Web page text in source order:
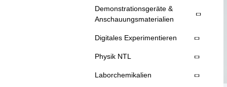
Demonstrationsgeräte &
Anschauungsmaterialien
Digitales Experimentieren
Physik NTL
Laborchemikalien